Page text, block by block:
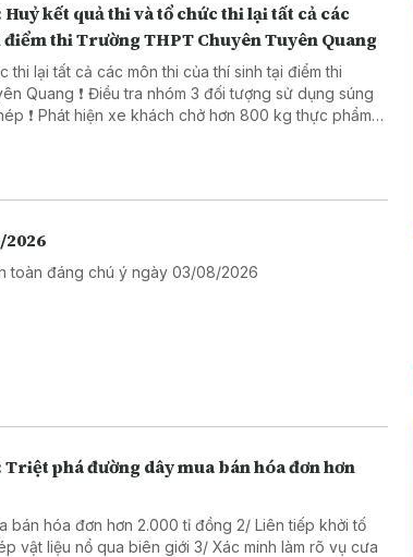
kết quả thi và tổ chức thi lại tất cả các
thi Trường THPT Chuyên Tuyên Quang
thi lại tất cả các môn thi của thí sinh tại điểm thi
tượng sử dụng súng
phẩm
2026
toàn đáng chú ý ngày 03/08/2026
phá đường dây mua bán hóa đơn hơn
bán hóa đơn hơn 2.000 tỉ đồng 2/ Liên tiếp khởi tố
biên giới 3/ Xác minh làm rõ vụ cưa